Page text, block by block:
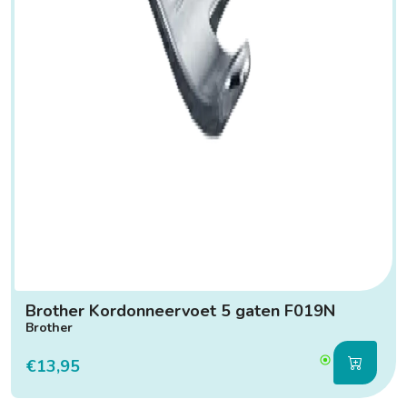
Brother Kordonneervoet 5 gaten F019N
Brother
€13,95